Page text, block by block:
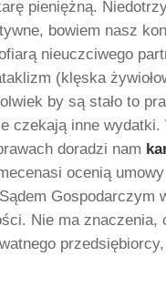
pieniężną.
bowiem nasz
nieuczciwego
(klęska
by są stało to
czekają inne
doradzi nam
ocenią
Gospodarczym
Nie ma znaczenia,